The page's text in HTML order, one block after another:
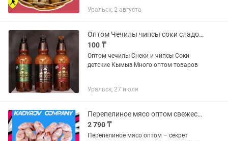
получаете перепелиные яйца оптом, от
Уральск, 2 августа
Оптом Чечилы чипсы соки сладости
100 ₸
Оптом чечилы Снеки и чипсы Соки
детские Кымыз Много оптом товаров
Уральск, 27 июля
Перепелиное мясо оптом свежесть и качество от 100 г до 250 г!
2 790 ₸
Перепелиное мясо оптом – секрет